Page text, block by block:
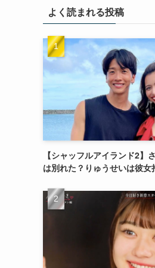
よく読まれる投稿
【シャッフルアイランド2】
は別れた？りゅうせいは彼女